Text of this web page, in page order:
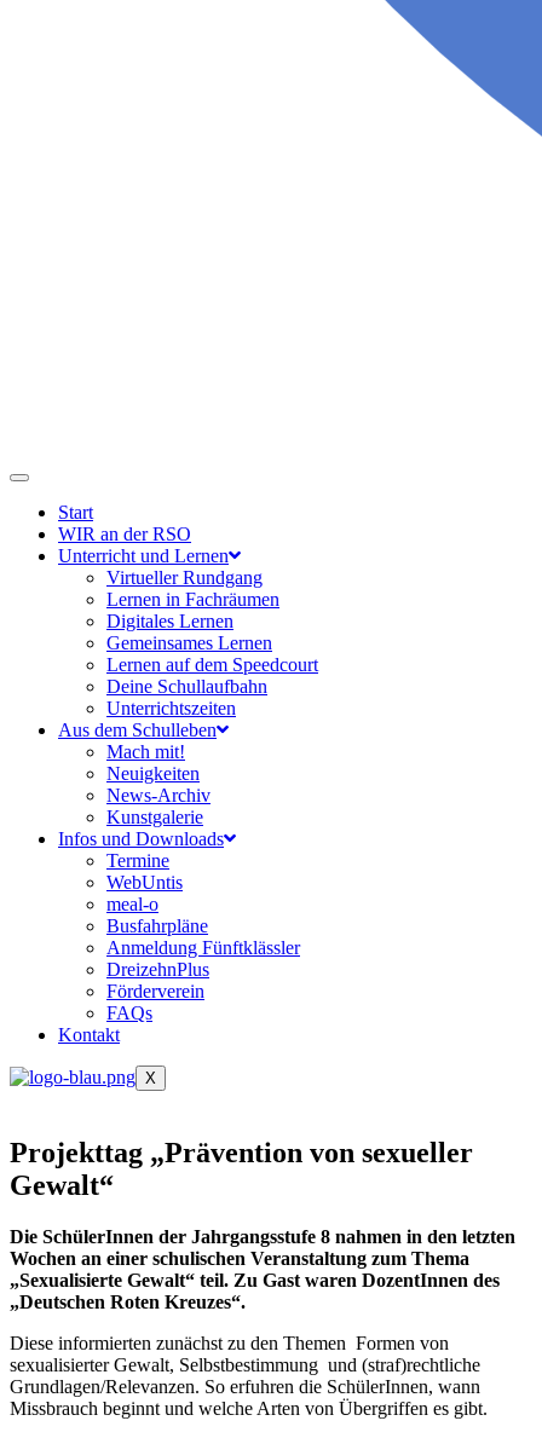
Start
WIR an der RSO
Unterricht und Lernen
Virtueller Rundgang
Lernen in Fachräumen
Digitales Lernen
Gemeinsames Lernen
Lernen auf dem Speedcourt
Deine Schullaufbahn
Unterrichtszeiten
Aus dem Schulleben
Mach mit!
Neuigkeiten
News-Archiv
Kunstgalerie
Infos und Downloads
Termine
WebUntis
meal-o
Busfahrpläne
Anmeldung Fünftklässler
DreizehnPlus
Förderverein
FAQs
Kontakt
X
Projekttag „Prävention von sexueller
Gewalt“
Die SchülerInnen der Jahrgangsstufe 8 nahmen in den letzten
Wochen an einer schulischen Veranstaltung zum Thema
„Sexualisierte Gewalt“ teil. Zu Gast waren DozentInnen des
„Deutschen Roten Kreuzes“.
Diese informierten zunächst zu den Themen Formen von
sexualisierter Gewalt, Selbstbestimmung und (straf)rechtliche
Grundlagen/Relevanzen. So erfuhren die SchülerInnen, wann
Missbrauch beginnt und welche Arten von Übergriffen es gibt.